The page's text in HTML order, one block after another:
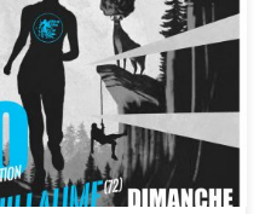
2022, 1h du matin « bon